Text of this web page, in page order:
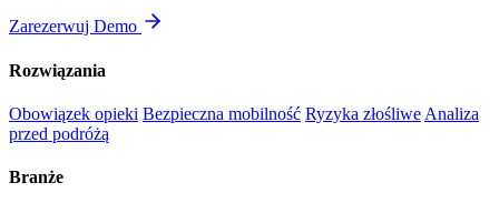
Zarezerwuj Demo
Rozwiązania
Obowiązek opieki Bezpieczna mobilność Ryzyka złośliwe Analiza
przed podróżą
Branże